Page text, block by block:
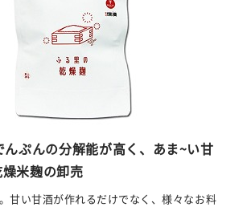
んぷんの分解能が高く、あま~い甘
米麹の卸売
甘い甘酒が作れるだけでなく、様々なお料